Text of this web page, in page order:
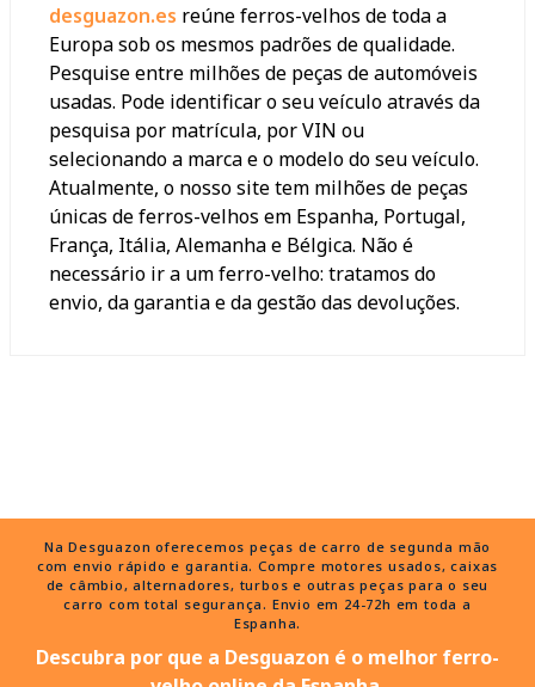
desguazon.es reúne ferros-velhos de toda a
Europa sob os mesmos padrões de qualidade.
Pesquise entre milhões de peças de automóveis
usadas. Pode identificar o seu veículo através da
pesquisa por matrícula, por VIN ou
selecionando a marca e o modelo do seu veículo.
Atualmente, o nosso site tem milhões de peças
únicas de ferros-velhos em Espanha, Portugal,
França, Itália, Alemanha e Bélgica. Não é
necessário ir a um ferro-velho: tratamos do
envio, da garantia e da gestão das devoluções.
Na Desguazon oferecemos peças de carro de segunda mão
com envio rápido e garantia. Compre motores usados, caixas
de câmbio, alternadores, turbos e outras peças para o seu
carro com total segurança. Envio em 24-72h em toda a
Espanha.
Descubra por que a Desguazon é o melhor ferro-